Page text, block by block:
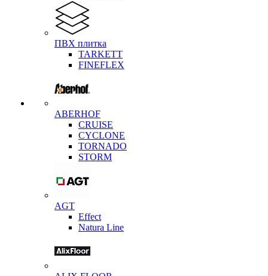
ПВХ плитка
TARKETT
FINEFLEX
ABERHOF
CRUISE
CYCLONE
TORNADO
STORM
AGT
Effect
Natura Line